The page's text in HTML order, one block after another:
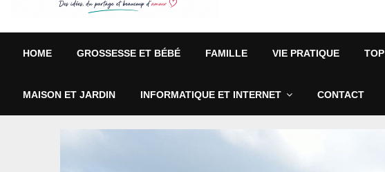
HOME GROSSESSE ET BÉBÉ FAMILLE VIE PRATIQUE TOP
MAISON ET JARDIN INFORMATIQUE ET INTERNET CONTACT